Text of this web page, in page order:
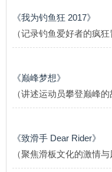
《我为钓鱼狂 2017》
（记录钓鱼爱好者的疯
《巅峰梦想》
（讲述运动员攀登巅峰
《致滑手 Dear Rider》
（聚焦滑板文化的激情